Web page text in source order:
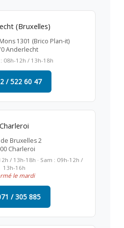
(Bruxelles)
1301 (Brico Plan-it)
Anderlecht
08h-12h / 13h-18h
/ 522 60 47
Charleroi
Bruxelles 2
Charleroi
/ 13h-18h · Sam : 09h-12h /
13h-16h
le mardi
/ 305 885